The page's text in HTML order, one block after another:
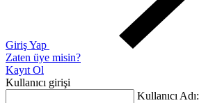
Giriş Yap
Zaten üye misin?
Kayıt Ol
Kullanıcı girişi
Kullanıcı Adı: